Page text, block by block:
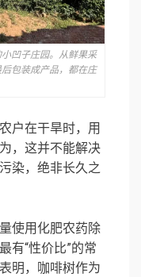
凹子庄园。从鲜果采
包装成产品，都在庄
户在干旱时，用
，这并不能解决
染，绝非长久之
使用化肥农药除
有“性价比”的常
明，咖啡树作为